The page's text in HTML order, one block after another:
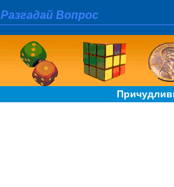
Разгадай Вопрос